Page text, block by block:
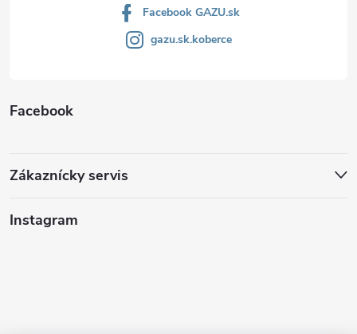
Facebook GAZU.sk
gazu.sk.koberce
Facebook
Zákaznícky servis
Instagram